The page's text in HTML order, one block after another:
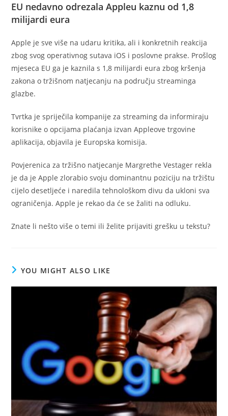
EU nedavno odrezala Appleu kaznu od 1,8
milijardi eura
Apple je sve više na udaru kritika, ali i konkretnih reakcija
zbog svog operativnog sutava iOS i poslovne prakse. Prošlog
mjeseca EU ga je kaznila s 1,8 milijardi eura zbog kršenja
zakona o tržišnom natjecanju na području streaminga
glazbe.
Tvrtka je spriječila kompanije za streaming da informiraju
korisnike o opcijama plaćanja izvan Appleove trgovine
aplikacija, objavila je Europska komisija.
Povjerenica za tržišno natjecanje Margrethe Vestager rekla
je da je Apple zlorabio svoju dominantnu poziciju na tržištu
cijelo desetljeće i naredila tehnološkom divu da ukloni sva
ograničenja. Apple je rekao da će se žaliti na odluku.
Znate li nešto više o temi ili želite prijaviti grešku u tekstu?
YOU MIGHT ALSO LIKE